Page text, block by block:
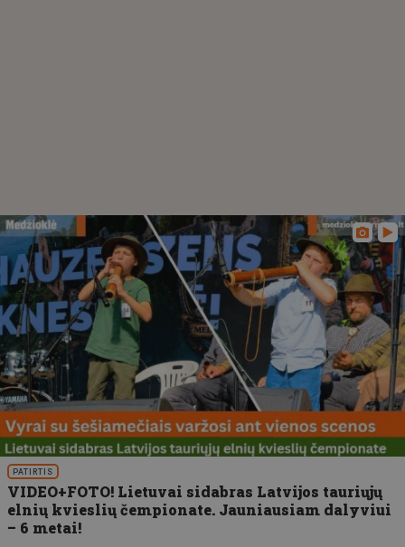
PATIRTIS
VIDEO+FOTO! Lietuvai sidabras Latvijos tauriųjų
elnių kvieslių čempionate. Jauniausiam dalyviui
– 6 metai!